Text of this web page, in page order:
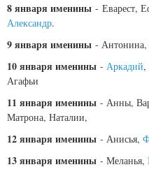
8 января именины - Еварест,
Александр.
9 января именины - Антонина,
10 января именины - Аркадий,
Агафьи
11 января именины - Анны,
Матрона, Наталии,
12 января именины - Анисья,
13 января именины - Меланья,